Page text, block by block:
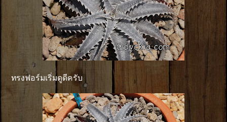
ทรงฟอร์มเริ่มดูดีครับ